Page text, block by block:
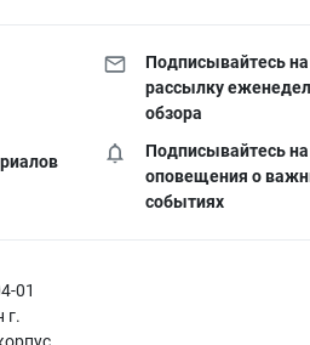
Подписывайтесь на
рассылку
обзора
Подписывайтесь на
оповещения о
событиях
01
г.